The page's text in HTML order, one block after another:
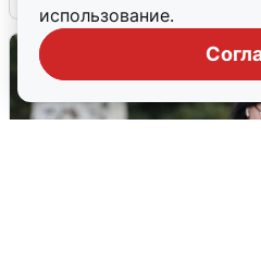
использование.